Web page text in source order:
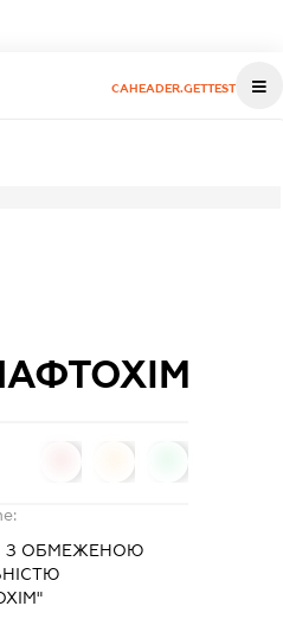
CAHEADER.GETTEST
З ОБМЕЖЕНОЮ